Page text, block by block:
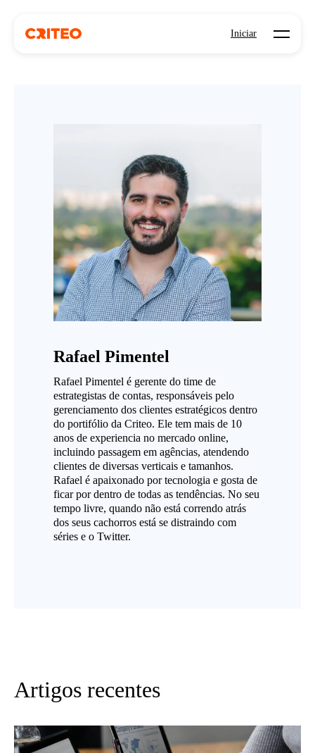
Iniciar Open
Rafael Pimentel
Rafael Pimentel é gerente do time de
estrategistas de contas, responsáveis pelo
gerenciamento dos clientes estratégicos dentro
do portifólio da Criteo. Ele tem mais de 10
anos de experiencia no mercado online,
incluindo passagem em agências, atendendo
clientes de diversas verticais e tamanhos.
Rafael é apaixonado por tecnologia e gosta de
ficar por dentro de todas as tendências. No seu
tempo livre, quando não está correndo atrás
dos seus cachorros está se distraindo com
séries e o Twitter.
Artigos recentes